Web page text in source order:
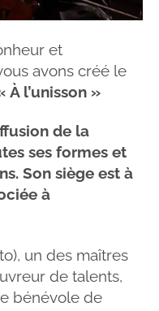
et
avons créé le
À l’unisson »
de la
ses formes et
Son siège est à
à
), un des maîtres
de talents,
bénévole de